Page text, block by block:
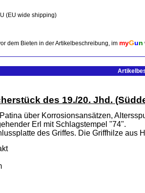
(EU wide shipping)
dem Bieten in der Artikelbeschreibung, im myGun
des 19./20. Jhd.
über Korrosionsansätzen,
Erl mit Schlagstempel "74".
des Griffes. Die Griffhilze